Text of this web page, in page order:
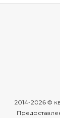
2014-2026 ©